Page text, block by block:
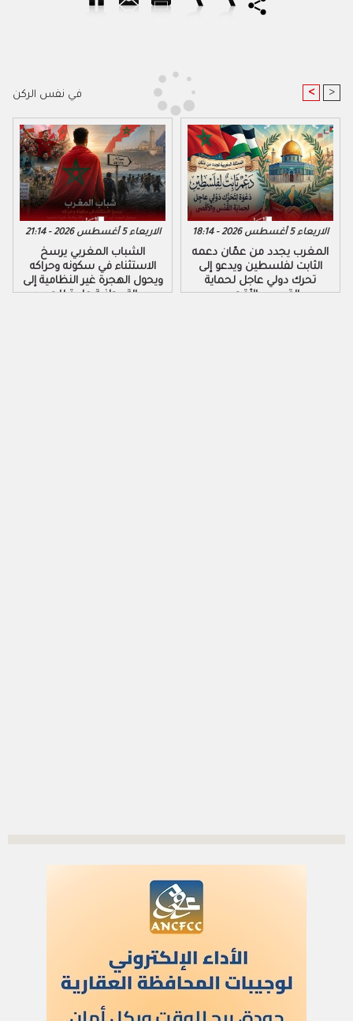
في نفس الركن < >
الاربعاء 5 أغسطس 2026 - 21:14
الشباب المغربي يرسخ
الاستثناء في سكونه وحراكه
ويحول الهجرة غير النظامية إلى
رسالة وطنية عابرة للحدود
الاربعاء 5 أغسطس 2026 - 18:14
المغرب يجدد من عمّان دعمه
الثابت لفلسطين ويدعو إلى
تحرك دولي عاجل لحماية
القدس والأقصى